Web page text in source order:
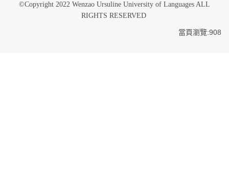
©Copyright 2022 Wenzao Ursuline University of Languages ALL
RIGHTS RESERVED
當頁瀏覽:908